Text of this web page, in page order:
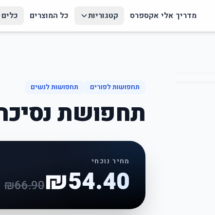
מדריך אלי אקספרס קטגוריות כל המוצרים כלים
תחפושות לפורים תחפושות לנשים
תחפושת
מחיר נוכחי
₪54.40
₪66.90